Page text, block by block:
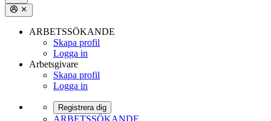
ARBETSSÖKANDE
Skapa profil
Logga in
Arbetsgivare
Skapa profil
Logga in
Registrera dig
ARBETSSÖKANDE